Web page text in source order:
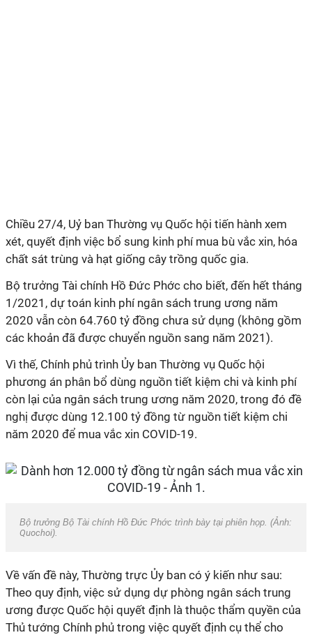
Chiều 27/4, Uỷ ban Thường vụ Quốc hội tiến hành xem
xét, quyết định việc bổ sung kinh phí mua bù vắc xin, hóa
chất sát trùng và hạt giống cây trồng quốc gia.
Bộ trưởng Tài chính Hồ Đức Phớc cho biết, đến hết tháng
1/2021, dự toán kinh phí ngân sách trung ương năm
2020 vẫn còn 64.760 tỷ đồng chưa sử dụng (không gồm
các khoản đã được chuyển nguồn sang năm 2021).
Vì thế, Chính phủ trình Ủy ban Thường vụ Quốc hội
phương án phân bổ dùng nguồn tiết kiệm chi và kinh phí
còn lại của ngân sách trung ương năm 2020, trong đó đề
nghị được dùng 12.100 tỷ đồng từ nguồn tiết kiệm chi
năm 2020 để mua vắc xin COVID-19.
Bộ trưởng Bộ Tài chính Hồ Đức Phớc trình bày tại phiên họp. (Ảnh:
Quochoi).
Về vấn đề này, Thường trực Ủy ban có ý kiến như sau:
Theo quy định, việc sử dụng dự phòng ngân sách trung
ương được Quốc hội quyết định là thuộc thẩm quyền của
Thủ tướng Chính phủ trong việc quyết định cụ thể cho